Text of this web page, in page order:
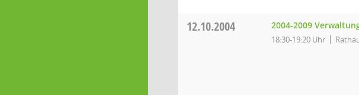
12.10.2004 2004-2009
18:30-19:20 Uhr